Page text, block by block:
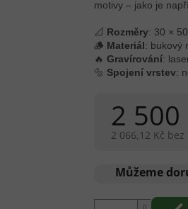
2 500
2 066,12 Kč bez
cena:
Můžeme
motivy – jako je
📐 Rozměry: 30 ×
🪵 Materiál: bukový
🔥 Gravírování:
🔩 Spojení vrstev: